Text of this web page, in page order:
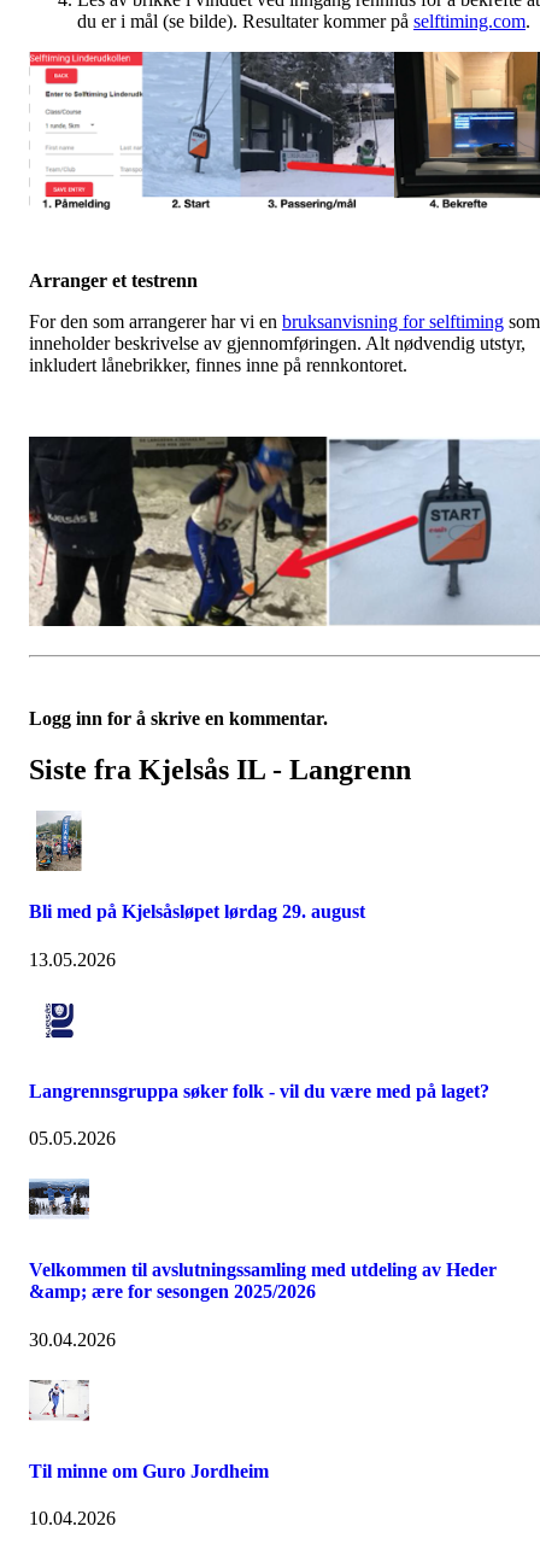
du er i mål (se bilde). Resultater kommer på selftiming.com.
Arranger et testrenn
For den som arrangerer har vi en bruksanvisning for selftiming som
inneholder beskrivelse av gjennomføringen. Alt nødvendig utstyr,
inkludert lånebrikker, finnes inne på rennkontoret.
Logg inn for å skrive en kommentar.
Siste fra Kjelsås IL - Langrenn
Bli med på Kjelsåsløpet lørdag 29. august
13.05.2026
Langrennsgruppa søker folk - vil du være med på laget?
05.05.2026
Velkommen til avslutningssamling med utdeling av Heder
&amp; ære for sesongen 2025/2026
30.04.2026
Til minne om Guro Jordheim
10.04.2026